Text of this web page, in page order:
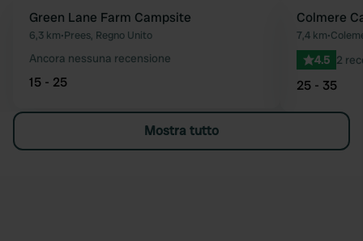
Preferito
Green Lane Farm Campsite
6,3 km•Prees, Regno Unito
Ancora nessuna recensione
15 - 25
Colmere
7,4 km•
4.5 2
25 - 35
Mostra tutto